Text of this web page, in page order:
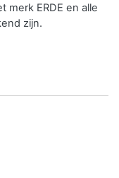
merk ERDE en alle
zijn.